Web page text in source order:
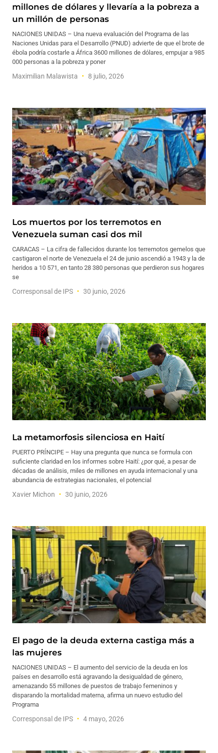
millones de dólares y llevaría a la pobreza a
un millón de personas
NACIONES UNIDAS – Una nueva evaluación del Programa de las
Naciones Unidas para el Desarrollo (PNUD) advierte de que el brote de
ébola podría costarle a África 3600 millones de dólares, empujar a 985
000 personas a la pobreza y poner
Maximilian Malawista 8 julio, 2026
Los muertos por los terremotos en
Venezuela suman casi dos mil
CARACAS – La cifra de fallecidos durante los terremotos gemelos que
castigaron el norte de Venezuela el 24 de junio ascendió a 1943 y la de
heridos a 10 571, en tanto 28 380 personas que perdieron sus hogares
se
Corresponsal de IPS 30 junio, 2026
La metamorfosis silenciosa en Haití
PUERTO PRÍNCIPE – Hay una pregunta que nunca se formula con
suficiente claridad en los informes sobre Haití: ¿por qué, a pesar de
décadas de análisis, miles de millones en ayuda internacional y una
abundancia de estrategias nacionales, el potencial
Xavier Michon 30 junio, 2026
El pago de la deuda externa castiga más a
las mujeres
NACIONES UNIDAS – El aumento del servicio de la deuda en los
países en desarrollo está agravando la desigualdad de género,
amenazando 55 millones de puestos de trabajo femeninos y
disparando la mortalidad materna, afirma un nuevo estudio del
Programa
Corresponsal de IPS 4 mayo, 2026